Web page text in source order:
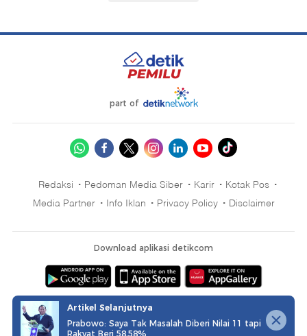
part of
Redaksi Pedoman Media Siber Karir
Kotak Pos
Media Partner
Info Iklan Privacy Policy Disclaimer
Download aplikasi detikcom
Copyright @ 2026 detikcom, All right reserved
Artikel Selanjutnya
Prabowo: Saya Tak Masalah Diberi Nilai 11 tapi
Rakyat Beri 58,58%